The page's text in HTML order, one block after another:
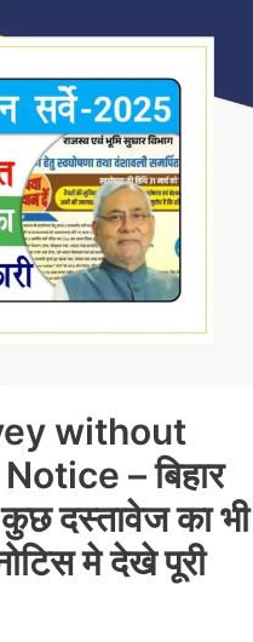
without
– बिहार
कुछ दस्तावेज का भी
मे देखे पूरी